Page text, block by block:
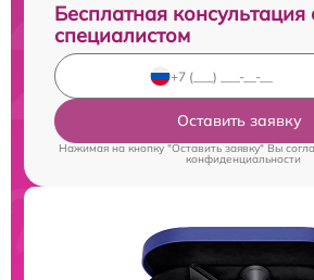
Бесплатная консультация
специалистом
Оставить заявку
Нажимая на кнопку "Оставить заявку" Вы
конфиденциальности